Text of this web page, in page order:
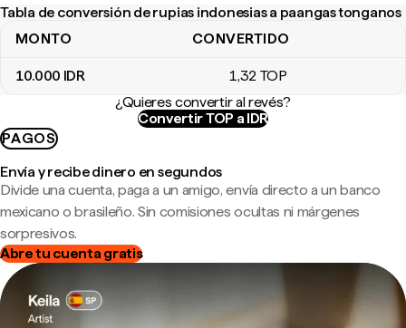
Tabla de conversión de rupias indonesias a paangas tonganos
Tabla de conversión de rupias indonesias a paangas tonganos
MONTO CONVERTIDO
10.000 IDR 1,32 TOP
¿Quieres convertir al revés?
Convertir TOP a IDR
PAGOS
Envía y recibe dinero en segundos
Divide una cuenta, paga a un amigo, envía directo a un banco
mexicano o brasileño. Sin comisiones ocultas ni márgenes
sorpresivos.
Abre tu cuenta gratis